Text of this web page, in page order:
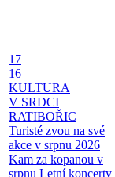
17
16
KULTURA
V SRDCI
RATIBOŘIC
Turisté zvou na své
akce v srpnu 2026
Kam za kopanou v
srpnu Letní koncerty